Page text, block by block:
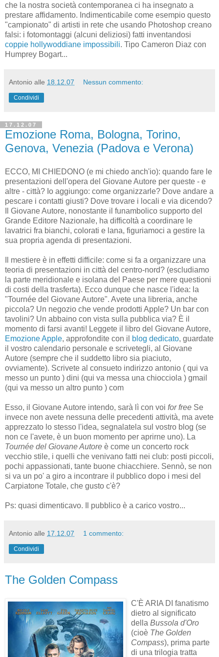
che la nostra società contemporanea ci ha insegnato a
prestare affidamento. Indimenticabile come esempio questo
"campionato" di artisti in rete che usando Photoshop creano
falsi: i fotomontaggi (alcuni deliziosi) fatti inventandosi
coppie hollywoddiane impossibili. Tipo Cameron Diaz con
Humprey Bogart...
Antonio alle 18.12.07 Nessun commento:
Condividi
17.12.07
Emozione Roma, Bologna, Torino,
Genova, Venezia (Padova e Verona)
ECCO, MI CHIEDONO (e mi chiedo anch'io): quando fare le
presentazioni dell'opera del Giovane Autore per queste - e
altre - città? Io aggiungo: come organizzarle? Dove andare a
pescare i contatti giusti? Dove trovare i locali e via dicendo?
Il Giovane Autore, nonostante il funambolico supporto del
Grande Editore Nazionale, ha difficoltà a coordinare le
lavatrici fra bianchi, colorati e lana, figuriamoci a gestire la
sua propria agenda di presentazioni.
Il mestiere è in effetti difficile: come si fa a organizzare una
teoria di presentazioni in città del centro-nord? (escludiamo
la parte meridionale e isolana del Paese per mere questioni
di costi della trasferta). Ecco dunque che nasce l'idea: la
"Tournée del Giovane Autore". Avete una libreria, anche
piccola? Un negozio che vende prodotti Apple? Un bar con
tavolini? Un abbaino con vista sulla pubblica via? È il
momento di farsi avanti! Leggete il libro del Giovane Autore,
Emozione Apple, approfondite con il blog dedicato, guardate
il vostro calendario personale e scrivetegli, al Giovane
Autore (sempre che il suddetto libro sia piaciuto,
ovviamente). Scrivete al consueto indirizzo antonio ( qui va
messo un punto ) dini (qui va messa una chiocciola ) gmail
(qui va messo un altro punto ) com
Esso, il Giovane Autore intendo, sarà lì con voi for free Se
invece non avete nessuna delle precedenti attività, ma avete
apprezzato lo stesso l'idea, segnalatela sul vostro blog (se
non ce l'avete, è un buon momento per aprirne uno). La
Tournée del Giovane Autore è come un concerto rock
vecchio stile, i quelli che venivano fatti nei club: posti piccoli,
pochi appassionati, tante buone chiacchiere. Sennò, se non
si va un po' a giro a incontrare il pubblico dopo i mesi del
Carpiatone Totale, che gusto c'è?
Ps: quasi dimenticavo. Il pubblico è a carico vostro...
Antonio alle 17.12.07 1 commento:
Condividi
The Golden Compass
C'È ARIA DI fanatismo
dietro al significato
della Bussola d'Oro
(cioè The Golden
Compass), prima parte
di una trilogia tratta